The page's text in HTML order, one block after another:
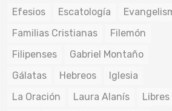
Efesios
Escatología
Familias Cristianas
Filemón
Filipenses
Gabriel Montaño
Gálatas
Hebreos
Iglesia
La Oración
Laura Alanís
Libres